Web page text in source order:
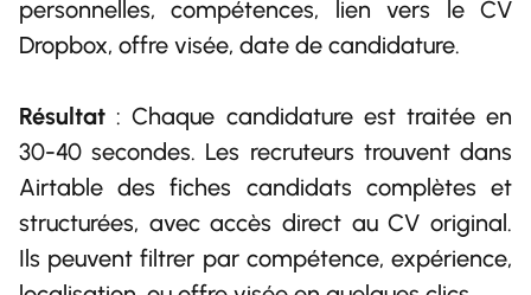
personnelles, compétences, lien vers le CV
Dropbox, offre visée, date de candidature.
Résultat : Chaque candidature est traitée en
30-40 secondes. Les recruteurs trouvent dans
Airtable des fiches candidats complètes et
structurées, avec accès direct au CV original.
Ils peuvent filtrer par compétence, expérience,